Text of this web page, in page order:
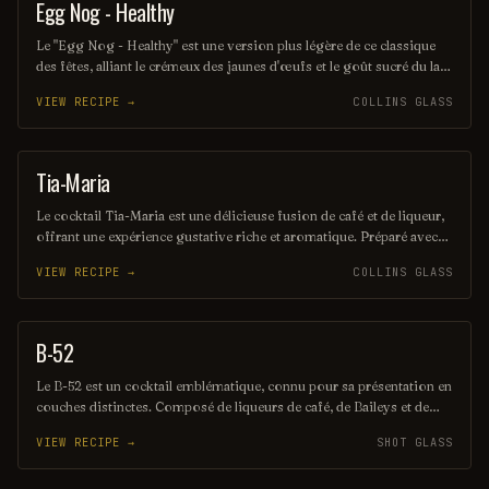
PUNCH / PARTY DRINK
Egg Nog - Healthy
Le "Egg Nog - Healthy" est une version plus légère de ce classique
des fêtes, alliant le crémeux des jaunes d'œufs et le goût sucré du lait
il offre une délicieuse alternative festive, riche en saveurs tout en
étant plus sain. Parfait pour célébrer sans culpabilité !
VIEW RECIPE → COLLINS GLASS
HOMEMADE LIQUEUR
Tia-Maria
Le cocktail Tia-Maria est une délicieuse fusion de café et de liqueur,
offrant une expérience gustative riche et aromatique. Préparé avec
séduit par son équilibre parfait entre douceur et intensité. Idéal pour
les amateurs de café, ce cocktail est aussi un excellent choix pour une
soirée entre amis.
VIEW RECIPE → COLLINS GLASS
SHOT
B-52
Le B-52 est un cocktail emblématique, connu pour sa présentation en
couches distinctes. Composé de liqueurs de café, de Baileys et de
avant d'être dégusté, offrant une expérience à la fois visuelle et
gustative.
VIEW RECIPE → SHOT GLASS